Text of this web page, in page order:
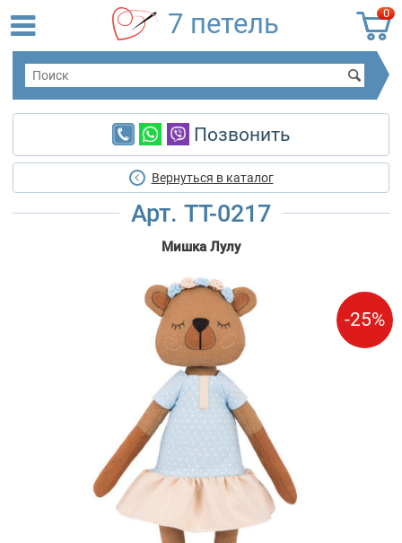
0
7 петель
Позвонить
Вернуться в каталог
Арт. TT-0217
Мишка Лулу
-25%